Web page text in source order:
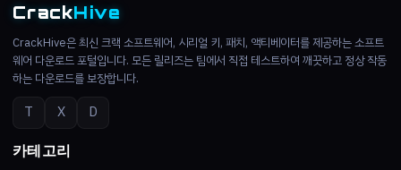
CrackHive
CrackHive은 최신 크랙 소프트웨어, 시리얼 키, 패치, 액티베이터를 제공하는 소프트
웨어 다운로드 포털입니다. 모든 릴리즈는 팀에서 직접 테스트하여 깨끗하고 정상 작동
하는 다운로드를 보장합니다.
T X D
카테고리